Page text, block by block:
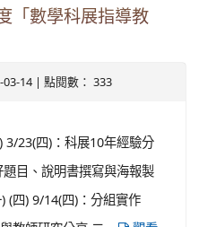
「數學科展指導教
03-14 | 點閱數： 333
3/23(四)：科展10年經驗分
目、說明書撰寫與海報製
(四) 9/14(四)：分組實作